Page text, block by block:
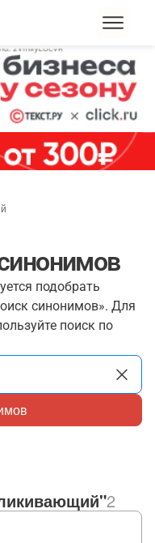
подобрать
синонимов». Для
поиск по
2